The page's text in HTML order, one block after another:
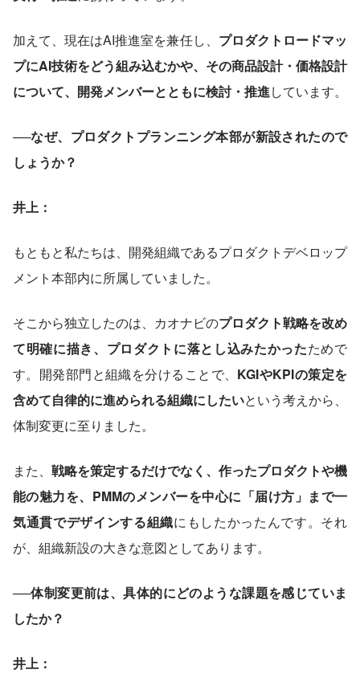
加えて、現在はAI推進室を兼任し、 プロダクトロードマッ
プにAI技術をどう組み込むかや、その商品設計・価格設計
について、開発メンバーとともに検討・推進しています。
──なぜ、プロダクトプランニング本部が新設されたので
しょうか？
井上：
もともと私たちは、開発組織であるプロダクトデベロップ
メント本部内に所属していました。
そこから独立したのは、カオナビのプロダクト戦略を改め
て明確に描き、プロダクトに落とし込みたかったためで
す。開発部門と組織を分けることで、 KGIやKPIの策定を
含めて自律的に進められる組織にしたいという考えから、
体制変更に至りました。
また、 戦略を策定するだけでなく、作ったプロダクトや機
能の魅力を、PMMのメンバーを中心に「届け方」まで一
気通貫でデザインする組織にもしたかったんです。それ
が、組織新設の大きな意図としてあります。
──体制変更前は、具体的にどのような課題を感じていま
したか？
井上：